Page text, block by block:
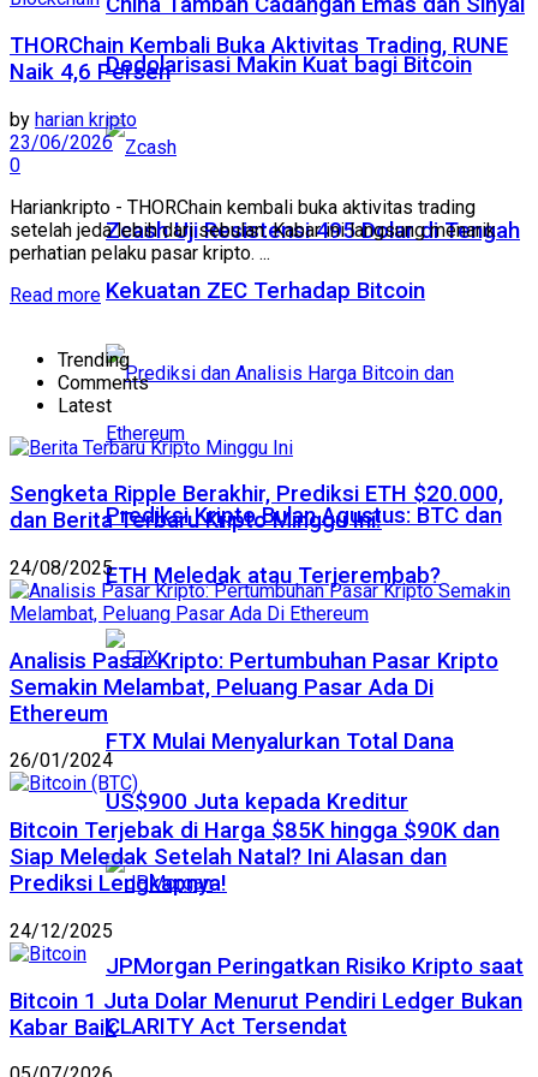
Dedolarisasi Makin Kuat bagi Bitcoin
Zcash Uji Resistensi 495 Dolar di Tengah
Kekuatan ZEC Terhadap Bitcoin
Prediksi Kripto Bulan Agustus: BTC dan
ETH Meledak atau Terjerembab?
FTX Mulai Menyalurkan Total Dana
US$900 Juta kepada Kreditur
JPMorgan Peringatkan Risiko Kripto saat
CLARITY Act Tersendat
THORChain Kembali Buka Aktivitas Trading, RUNE
Naik 4,6 Persen
by harian kripto
23/06/2026
0
Hariankripto - THORChain kembali buka aktivitas trading
setelah jeda lebih dari sebulan. Kabar ini langsung menarik
perhatian pelaku pasar kripto. ...
Read more
Trending
Comments
Latest
Sengketa Ripple Berakhir, Prediksi ETH $20.000,
dan Berita Terbaru Kripto Minggu Ini!
24/08/2025
Analisis Pasar Kripto: Pertumbuhan Pasar Kripto
Semakin Melambat, Peluang Pasar Ada Di
Ethereum
26/01/2024
Bitcoin Terjebak di Harga $85K hingga $90K dan
Siap Meledak Setelah Natal? Ini Alasan dan
Prediksi Lengkapnya!
24/12/2025
Bitcoin 1 Juta Dolar Menurut Pendiri Ledger Bukan
Kabar Baik